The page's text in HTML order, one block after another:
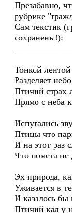
Презабавно,
рубрике
Сам текстик
сохранены!):
Тонкой лентой
Разделяет
Птичий страх
Прямо с неба
Испугались
Птицы что
И на этот раз
Что помета не
Эх природа,
Уживается в
И казалось бы
Птичий кал у